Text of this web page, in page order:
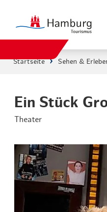
Die
Infos
Startseite Sehen &
Ein Stück
Theater